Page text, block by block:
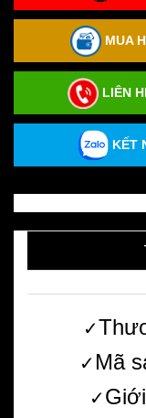
MUA
LIÊN
KẾT
✓
✓ Mã
✓